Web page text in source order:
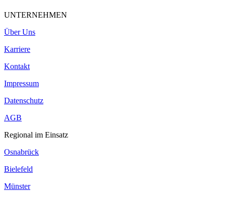
UNTERNEHMEN
Über Uns
Karriere
Kontakt
Impressum
Datenschutz
AGB
Regional im Einsatz
Osnabrück
Bielefeld
Münster